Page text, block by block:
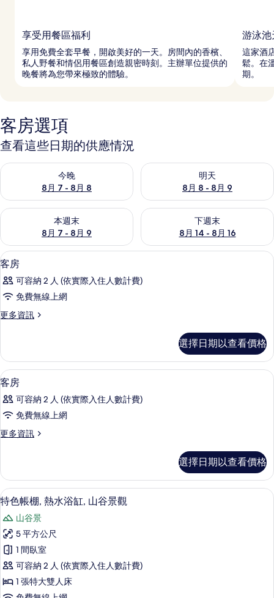
享受用餐區福利
享用免費全套早餐，開啟美好的一天。房間內的香檳、
私人野餐和情侶用餐區創造親密時刻。主辦單位提供的
晚餐將為您帶來極致的體驗。
游泳池
這家酒
鬆。在
期。
客房選項
查看這些日期的供應情況
今晚
8月 7 - 8月 8
查看今晚 (8月 7 - 8月 8) 的供應情況
明天
8月 8 - 8月 9
查看明天 (8月 8 - 8月 9) 的供
本週末
8月 7 - 8月 9
查看本週末 (8月 7 - 8月 9) 的供應情況
下週末
8月 14 - 8月 16
查看下週末 (8月 14 - 8月 16)
顯
示
客
房
的
有
相
片
29
客房
可容納 2 人 (依實際入住人數計費)
免費無線上網
更多資訊
更
的
詳
情
選擇日期以查看價格
顯
示
客
房
的
有
相
片
1 間臥室、高級寢具、舒適加層、迷你
30
客房
可容納 2 人 (依實際入住人數計費)
免費無線上網
更多資訊
更
的
詳
情
選擇日期以查看價格
顯
示
特
色
帳
棚,
熱
特色帳棚, 熱水浴缸, 山谷景觀 | 露台/
29
特色帳棚, 熱水浴缸, 山谷景觀
山谷景
5 平方公尺
1 間臥室
可容納 2 人 (依實際入住人數計費)
1 張特大雙人床